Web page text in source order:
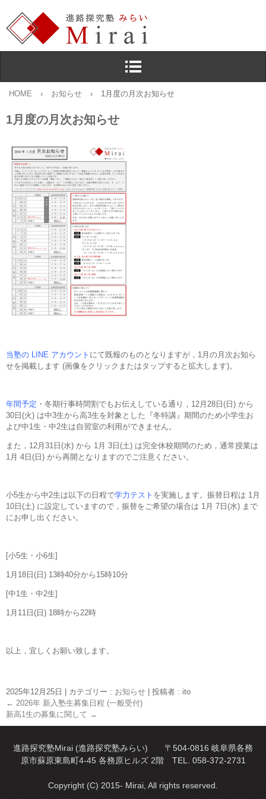
HOME › お知らせ › 1月度の月次お知らせ
1月度の月次お知らせ
当塾の LINE アカウント にて既報のものとなりますが，1月の月次お知ら
せを掲載します (画像をクリックまたはタップすると拡大します)。
年間予定 ・冬期行事時間割でもお伝えしている通り，12月28日(日) から
30日(火) は中3生から高3生を対象とした『冬特講』期間のため小学生お
よび中1生・中2生は自習室の利用ができません。
また，12月31日(水) から 1月 3日(土) は完全休校期間のため，通常授業は
1月 4日(日) から再開となりますのでご注意ください。
小5生から中2生は以下の日程で学力テスト を実施します。振替日程は 1月
10日(土) に設定していますので，振替をご希望の場合は 1月 7日(水) まで
にお申し出ください。
[小5生・小6生]
1月18日(日) 13時40分から15時10分
[中1生・中2生]
1月11日(日) 18時から22時
以上，宜しくお願い致します。
2025年12月25日 カテゴリー : お知らせ
投稿者 : ito
← 2026年 新入塾生募集日程 (一般受付)
新高1生の募集に関して →
進路探究塾Mirai (進路探究塾みらい) 〒504-0816 岐阜県各務
原市蘇原東島町4-45 各務原ヒルズ 2階 TEL. 058-372-2731
Copyright (C) 2015- Mirai, All rights reserved.